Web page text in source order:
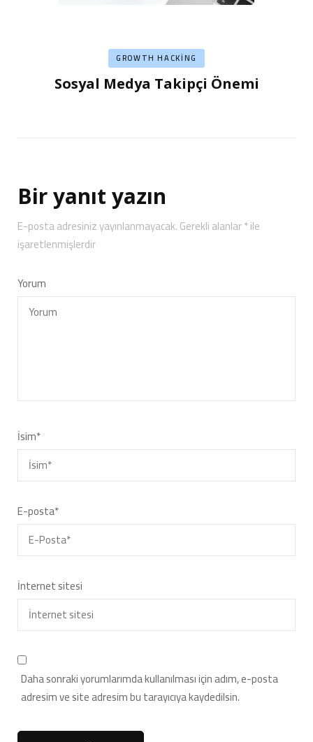
GROWTH HACKING
Sosyal Medya Takipçi Önemi
Bir yanıt yazın
E-posta adresiniz yayınlanmayacak.Gerekli alanlar*ile
işaretlenmişlerdir
Yorum
İsim*
E-posta*
İnternet sitesi
Daha sonraki yorumlarımda kullanılması için adım, e-posta
adresim ve site adresim bu tarayıcıya kaydedilsin.